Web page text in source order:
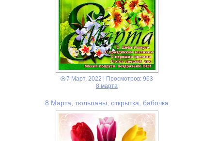
7 Март, 2022 | Просмотров: 963
8 марта
8 Марта, тюльпаны, открытка, бабочка